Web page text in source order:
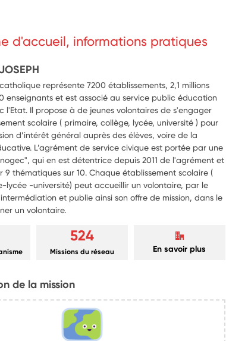
d'accueil, informations pratiques
représente 7200 établissements, 2,1 millions
enseignants et est associé au service public éducation
l'Etat. Il propose à de jeunes volontaires de s'engager
scolaire ( primaire, collège, lycée, université ) pour
d’intérêt général auprès des élèves, voire de la
L’agrément de service civique est portée par une
qui en est détentrice depuis 2011 de l'agrément et
9 thématiques sur 10. Chaque établissement scolaire (
lycée -université) peut accueillir un volontaire, par le
et publie ainsi son offre de mission, dans le
un volontaire.
524
Missions du réseau En savoir plus
de la mission